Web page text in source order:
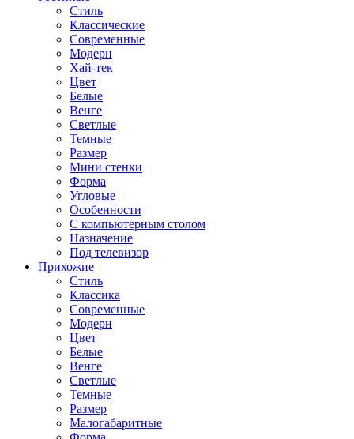
Стиль
Классические
Современные
Модерн
Хай-тек
Цвет
Белые
Венге
Светлые
Темные
Размер
Мини стенки
Форма
Угловые
Особенности
С компьютерным столом
Назначение
Под телевизор
Прихожие
Стиль
Классика
Современные
Модерн
Цвет
Белые
Венге
Светлые
Темные
Размер
Малогабаритные